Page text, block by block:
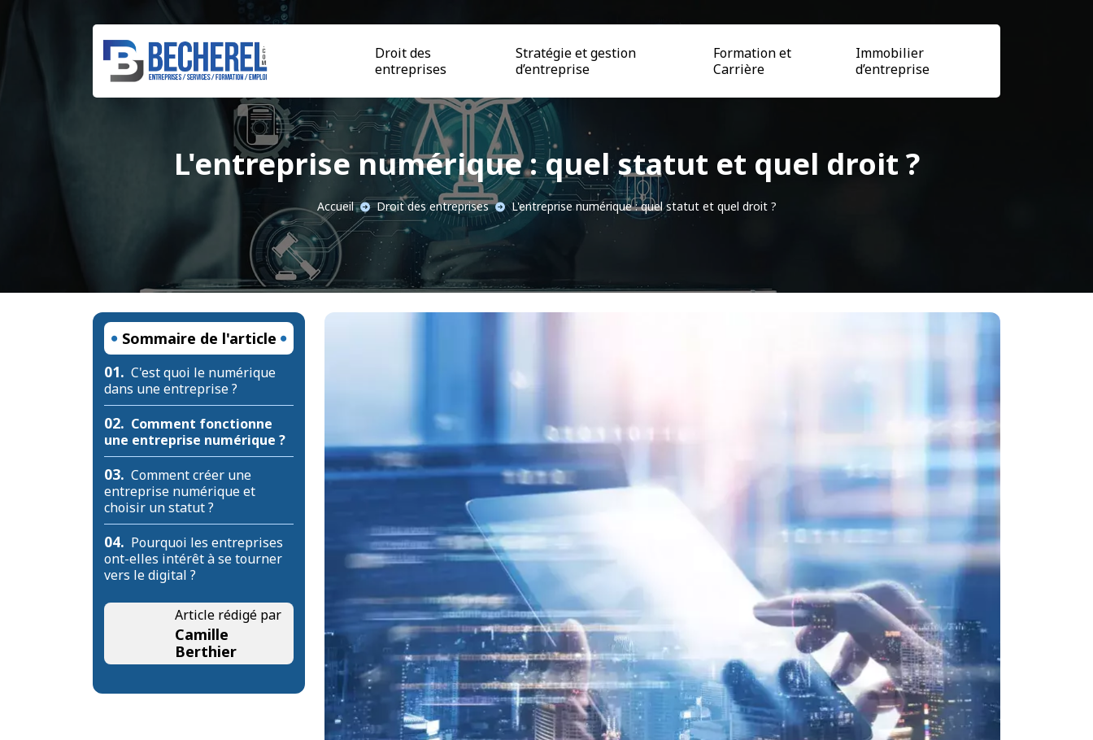
Droit des
entreprises
Stratégie et gestion
d’entreprise
Formation et
Carrière
Immobilier
d’entreprise
L'entreprise numérique : quel statut et quel droit ?
Accueil Droit des entreprises L'entreprise numérique : quel statut et quel droit ?
Sommaire de l'article
01. C'est quoi le numérique
dans une entreprise ?
02. Comment fonctionne
une entreprise numérique ?
03. Comment créer une
entreprise numérique et
choisir un statut ?
04. Pourquoi les entreprises
ont-elles intérêt à se tourner
vers le digital ?
Article rédigé par
Camille
Berthier